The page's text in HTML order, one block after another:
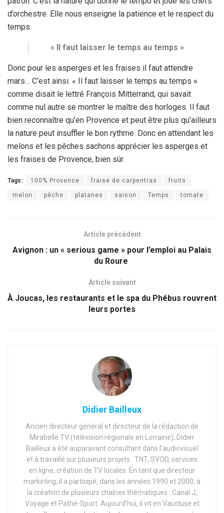
d’orchestre. Elle nous enseigne la patience et le respect du
temps.
« Il faut laisser le temps au temps »
Donc pour les asperges et les fraises il faut attendre
mars… C’est ainsi. « Il faut laisser le temps au temps »
comme disait le lettré François Mitterrand, qui savait
comme nul autre se montrer le maître des horloges. Il faut
bien reconnaître qu’en Provence et peut être plus qu’ailleurs
la nature peut insuffler le bon rythme. Donc en attendant les
melons et les pêches sachons apprécier les asperges et
les fraises de Provence, bien sûr.
Tags: 100% Provence fraise de carpentras fruits
melon pêche platanes saison Temps tomate
Article précédent
Avignon : un « serious game » pour l’emploi au Palais
du Roure
Article suivant
À Joucas, les restaurants et le spa du Phébus rouvrent
leurs portes
Didier Bailleux
Ancien directeur général et directeur de la rédaction de
Mirabelle TV (télévision régionale en Lorraine), Didier
Bailleux a été auparavant consultant dans l’audiovisuel
et à travaillé sur plusieurs projets : TNT, SVOD, services
en ligne, création de TV locales. En tant que directeur
marketing, il a participé, dans les années 1990 et 2000, à
la création de plusieurs chaînes thématiques : Canal J,
Voyage et Pathé-Sport. Aujourd’hui, il vit en Vaucluse et